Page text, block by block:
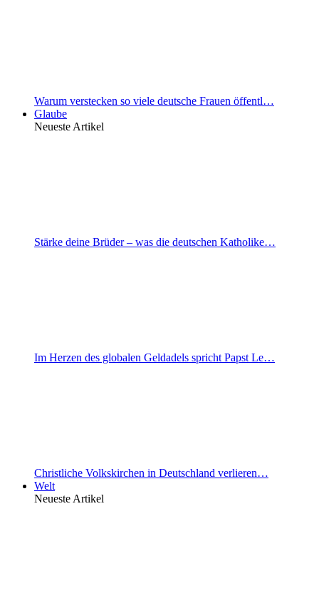
Warum verstecken so viele deutsche Frauen öffentl…
Glaube
Neueste Artikel
Stärke deine Brüder – was die deutschen Katholike…
Im Herzen des globalen Geldadels spricht Papst Le…
Christliche Volkskirchen in Deutschland verlieren…
Welt
Neueste Artikel